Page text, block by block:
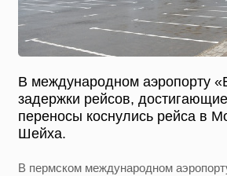
В международном аэропорту
задержки рейсов,
переносы коснулись рейса в
Шейха.
В пермском международном